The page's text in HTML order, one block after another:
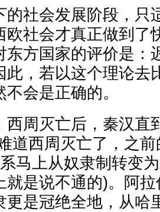
社会发展阶段，只
欧社会才真正做到了
东方国家的评价是：
此，若以这个理论去
会是正确的。
周灭亡后，秦汉直
道西周灭亡了，之
马上从奴隶制转变
就是说不通的)。阿
更是冠绝全地，从哈